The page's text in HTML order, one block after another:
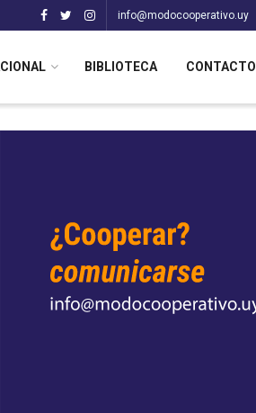
info@modocooperativo.uy
BIBLIOTECA CONTACTO